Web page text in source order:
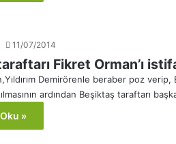
11/07/2014
Fikret Orman’ı
Demirörenle beraber poz
ardından Beşiktaş taraftarı
»